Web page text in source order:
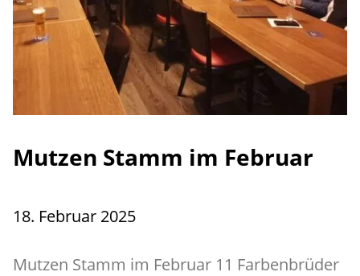
Mutzen Stamm im Februar
18. Februar 2025
Mutzen Stamm im Februar 11 Farbenbrüder